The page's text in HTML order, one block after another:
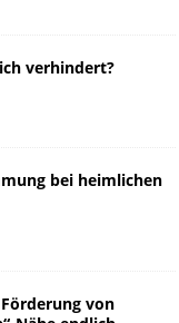
verhindert?
bei heimlichen
von